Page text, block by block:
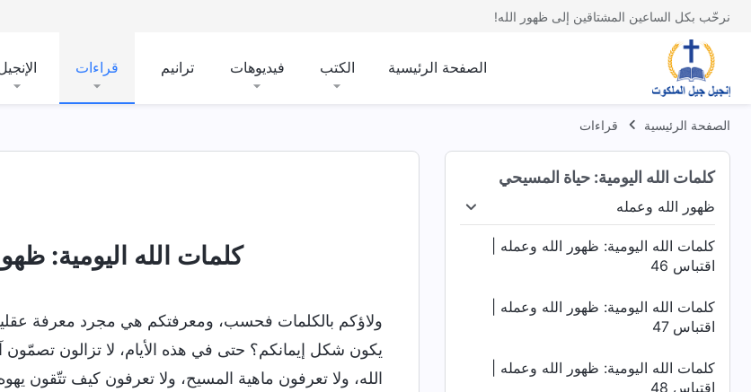
نرحّب بكل الساعين المشتاقين إلى ظهور الله!
الصفحة الرئيسية الكتب فيديوهات ترانيم قراءات
الصفحة الرئيسية قراءات
كلمات الله اليومية: حياة المسيحي
ظهور الله وعمله
العمل الثلاث ظهور الله وعمله الدينونة في الأيام الأخيرة
كلمات الله اليومية: ظهور الله وعمله |
اقتباس 46
كلمات الله اليومية: ظهور الله وعمله |
اقتباس 47
كلمات الله اليومية: ظهور الله وعمله |
اقتباس 48
كلمات الله اليومية:
ولاؤكم بالكلمات فحسب، ومعرفتكم هي مجرد معرفة
يكون شكل إيمانكم؟ حتى في هذه الأيام، لا تزالون
الله، ولا تعرفون ماهية المسيح، ولا تعرفون كيف تتّقون